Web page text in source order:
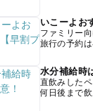
いこーよお
ファミリー
旅行の予約
水分補給時
直飲みしたペ
何日後まで